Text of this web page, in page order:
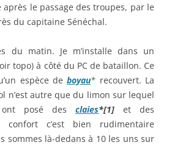
le passage des troupes, par le
du capitaine Sénéchal.
du matin. Je m’installe dans un
topo) à côté du PC de bataillon. Ce
espèce deboyau* recouvert. La
n’est autre que du limon sur lequel
ont posé des claies*[1]
et des
confort c’est bien rudimentaire
sommes là-dedans à 10 les uns sur